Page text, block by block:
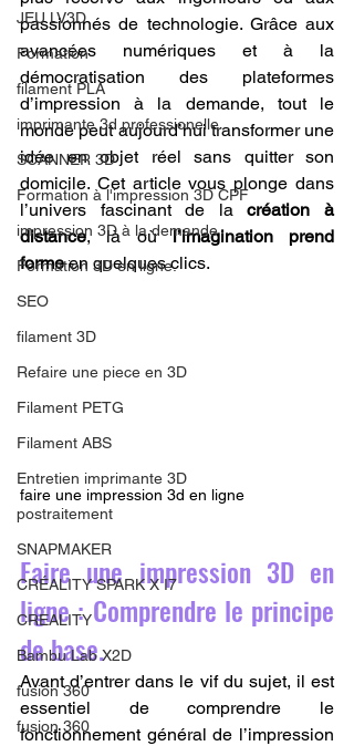
JEU LV3D
Formation
filament PLA
imprimante 3d professionelle
SCANNER 3D
Formation à l'impression 3D CPF
impression 3D à la demande
Formation 3D en ligne.
SEO
filament 3D
Refaire une piece en 3D
Filament PETG
Filament ABS
Entretien imprimante 3D
postraitement
SNAPMAKER
CRÉALITY SPARK X I7
CREALITY
Bambu Lab X2D
fusion 360
fusion 360
passionnés de technologie. Grâce aux
avancées numériques et à la
démocratisation des plateformes
d’impression à la demande, tout le
monde peut aujourd’hui transformer une
idée en objet réel sans quitter son
domicile. Cet article vous plonge dans
l’univers fascinant de la création à
distance, là où l’imagination prend
forme en quelques clics.
faire une impression 3d en ligne
Faire une impression 3D en
ligne : Comprendre le principe
de base.
Avant d’entrer dans le vif du sujet, il est
essentiel de comprendre le
fonctionnement général de l’impression